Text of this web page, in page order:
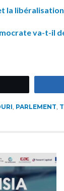
la
va-t-il
, PARLEMENT,